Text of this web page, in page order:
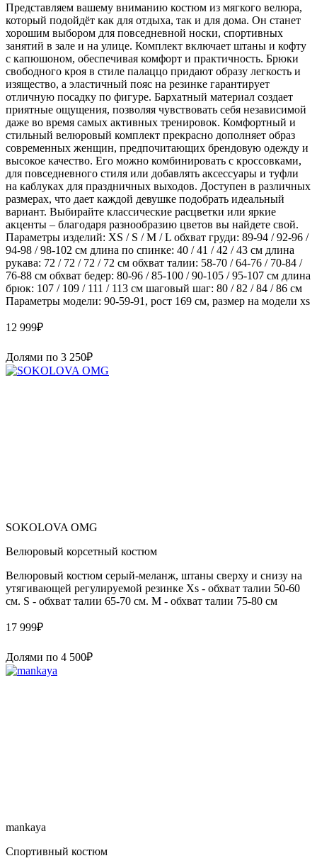
Представляем вашему вниманию костюм из мягкого велюра,
который подойдёт как для отдыха, так и для дома. Он станет
хорошим выбором для повседневной носки, спортивных
занятий в зале и на улице. Комплект включает штаны и кофту
с капюшоном, обеспечивая комфорт и практичность. Брюки
свободного кроя в стиле палаццо придают образу легкость и
изящество, а эластичный пояс на резинке гарантирует
отличную посадку по фигуре. Бархатный материал создает
приятные ощущения, позволяя чувствовать себя независимой
даже во время самых активных тренировок. Комфортный и
стильный велюровый комплект прекрасно дополняет образ
современных женщин, предпочитающих брендовую одежду и
высокое качество. Его можно комбинировать с кроссовками,
для повседневного стиля или добавлять аксессуары и туфли
на каблуках для праздничных выходов. Доступен в различных
размерах, что дает каждой девушке подобрать идеальный
вариант. Выбирайте классические расцветки или яркие
акценты – благодаря разнообразию цветов вы найдете свой.
Параметры изделий: XS / S / M / L обхват груди: 89-94 / 92-96 /
94-98 / 98-102 см длина по спинке: 40 / 41 / 42 / 43 см длина
рукава: 72 / 72 / 72 / 72 см обхват талии: 58-70 / 64-76 / 70-84 /
76-88 см обхват бедер: 80-96 / 85-100 / 90-105 / 95-107 см длина
брюк: 107 / 109 / 111 / 113 см шаговый шаг: 80 / 82 / 84 / 86 см
Параметры модели: 90-59-91, рост 169 см, размер на модели xs
12 999₽
Долями по 3 250₽
SOKOLOVA OMG
Велюровый корсетный костюм
Велюровый костюм серый-меланж, штаны сверху и снизу на
утягивающей регулируемой резинке Xs - обхват талии 50-60
см. S - обхват талии 65-70 см. M - обхват талии 75-80 см
17 999₽
Долями по 4 500₽
mankaya
Спортивный костюм